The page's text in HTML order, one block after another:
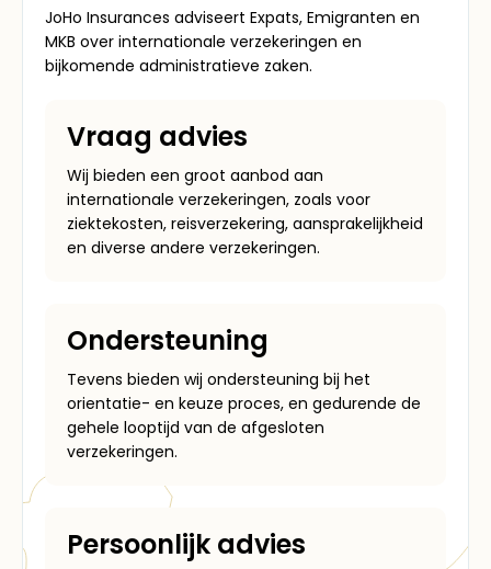
JoHo Insurances adviseert Expats, Emigranten en
MKB over internationale verzekeringen en
bijkomende administratieve zaken.
Vraag advies
Wij bieden een groot aanbod aan
internationale verzekeringen, zoals voor
ziektekosten, reisverzekering, aansprakelijkheid
en diverse andere verzekeringen.
Ondersteuning
Tevens bieden wij ondersteuning bij het
orientatie- en keuze proces, en gedurende de
gehele looptijd van de afgesloten
verzekeringen.
Persoonlijk advies